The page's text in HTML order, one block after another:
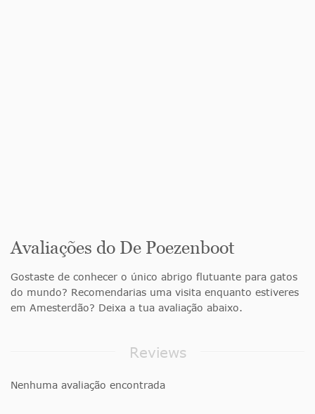
Avaliações do De Poezenboot
Gostaste de conhecer o único abrigo flutuante para gatos
do mundo? Recomendarias uma visita enquanto estiveres
em Amesterdão? Deixa a tua avaliação abaixo.
Reviews
Nenhuma avaliação encontrada